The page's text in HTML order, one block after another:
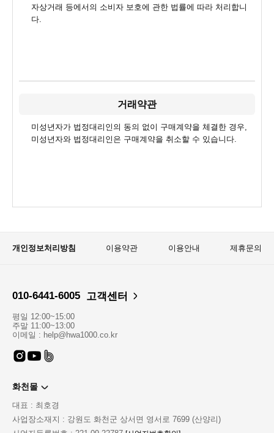
자상거래 등에서의 소비자 보호에 관한 법률에 따라 처리합니
다.
거래약관
미성년자가 법정대리인의 동의 없이 구매계약을 체결한 경우,
미성년자와 법정대리인은 구매계약을 취소할 수 있습니다.
개인정보처리방침 이용약관 이용안내 제휴문의
010-6441-6005 고객센터
평일 12:00~15:00
주말 11:00~13:00
이메일 : help@hwa1000.co.kr
화천몰
대표 : 최호경
사업장소재지 : 강원도 화천군 상서면 영서로 7699 (산양리)